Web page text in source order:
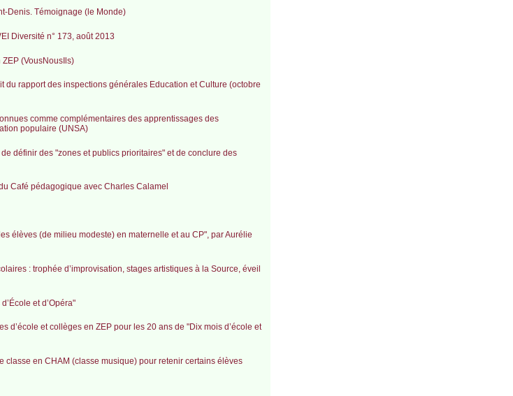
Denis. Témoignage (le Monde)
Diversité n° 173, août 2013
(VousNousIls)
du rapport des inspections générales Education et Culture (octobre
comme complémentaires des apprentissages des
populaire (UNSA)
définir des "zones et publics prioritaires" et de conclure des
Café pédagogique avec Charles Calamel
élèves (de milieu modeste) en maternelle et au CP", par Aurélie
: trophée d’improvisation, stages artistiques à la Source, éveil
et d’Opéra"
d’école et collèges en ZEP pour les 20 ans de "Dix mois d’école et
classe en CHAM (classe musique) pour retenir certains élèves